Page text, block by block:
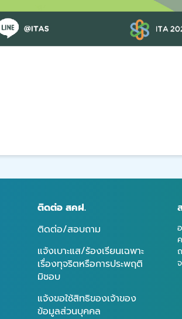
ติดต่อ สคฝ.
ติดต่อ/สอบถาม
แจ้งเบาะแส/ร้องเรียนเฉพาะ
เรื่องทุจริตหรือการประพฤติ
มิชอบ
แจ้งขอใช้สิทธิของเจ้าของ
ข้อมูลส่วนบุคคล